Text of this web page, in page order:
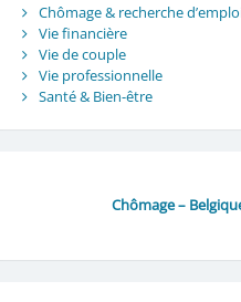
Chômage & recherche
Vie financière
Vie de couple
Vie professionnelle
Santé & Bien-être
Chômage –